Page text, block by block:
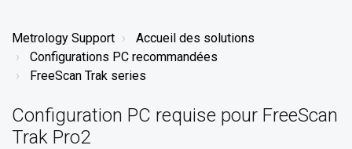
Metrology Support
Accueil des solutions
Configurations PC recommandées
FreeScan Trak series
Configuration PC requise pour FreeScan
Trak Pro2